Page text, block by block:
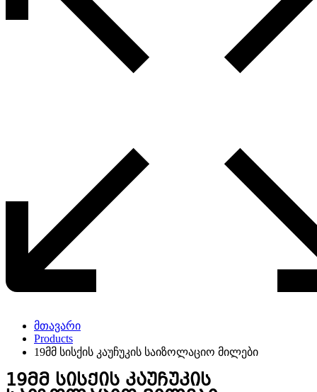
მთავარი
Products
19მმ სისქის კაუჩუკის საიზოლაციო მილები
19მმ სისქის კაუჩუკის